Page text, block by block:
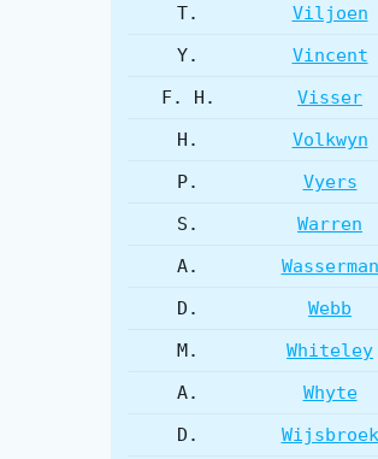
T.
Viljoen
Y.
Vincent
F. H.
Visser
H.
Volkwyn
P.
Vyers
S.
Warren
A.
Wasserman
D.
Webb
M.
Whiteley
A.
Whyte
D.
Wijsbroek